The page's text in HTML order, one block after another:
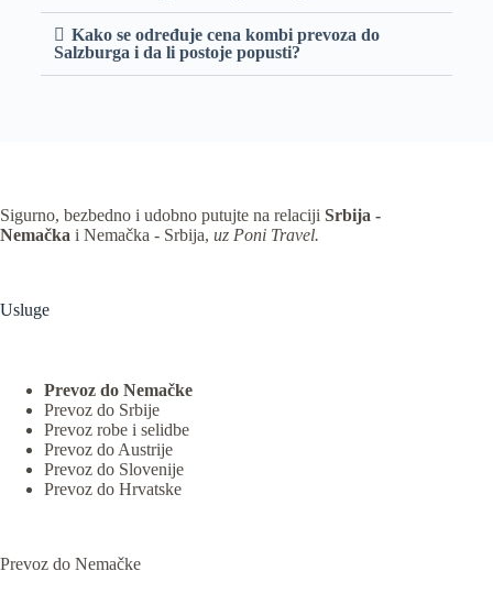
Kako se određuje cena kombi prevoza do
Salzburga i da li postoje popusti?
Sigurno, bezbedno i udobno putujte na relaciji Srbija -
Nemačka i Nemačka - Srbija, uz Poni Travel.
Usluge
Prevoz do Nemačke
Prevoz do Srbije
Prevoz robe i selidbe
Prevoz do Austrije
Prevoz do Slovenije
Prevoz do Hrvatske
Prevoz do Nemačke